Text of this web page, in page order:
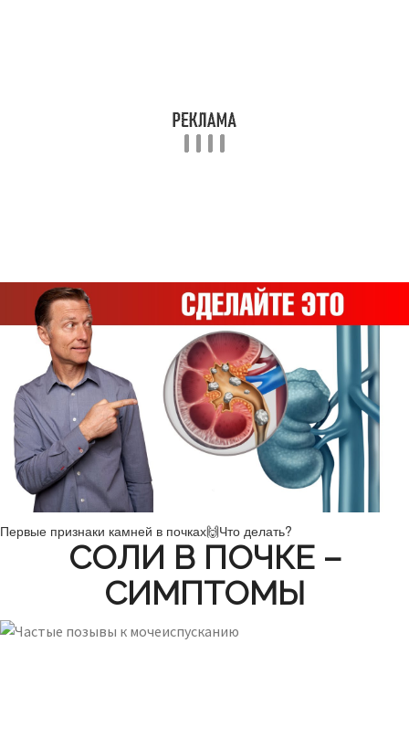
Первые признаки камней в почках🙌Что делать?
СОЛИ В ПОЧКЕ –
СИМПТОМЫ